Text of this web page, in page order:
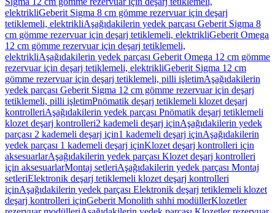
elektrikliGeberit Sigma 8 cm gömme rezervuar için deşarj
tetiklemeli, elektrikliAşağıdakilerin yedek parçası Geberit Sigma 8
cm gömme rezervuar için deşarj tetiklemeli, elektrikliGeberit Omega
12 cm gömme rezervuar için deşarj tetiklemeli,
elektrikliAşağıdakilerin yedek parçası Geberit Omega 12 cm gömme
rezervuar için deşarj tetiklemeli, elektrikliGeberit Sigma 12 cm
gömme rezervuar için deşarj tetiklemeli, pilli işletimAşağıdakilerin
yedek parçası Geberit Sigma 12 cm gömme rezervuar için deşarj
tetiklemeli, pilli işletimPnömatik deşarj tetiklemeli klozet deşarj
kontrolleriAşağıdakilerin yedek parçası Pnömatik deşarj tetiklemeli
klozet deşarj kontrolleri2 kademeli deşarj içinAşağıdakilerin yedek
parçası 2 kademeli deşarj için1 kademeli deşarj içinAşağıdakilerin
yedek parçası 1 kademeli deşarj içinKlozet deşarj kontrolleri için
aksesuarlarAşağıdakilerin yedek parçası Klozet deşarj kontrolleri
için aksesuarlarMontaj setleriAşağıdakilerin yedek parçası Montaj
setleriElektronik deşarj tetiklemeli klozet deşarj kontrolleri
içinAşağıdakilerin yedek parçası Elektronik deşarj tetiklemeli klozet
deşarj kontrolleri içinGeberit Monolith sıhhi modüllerKlozetler